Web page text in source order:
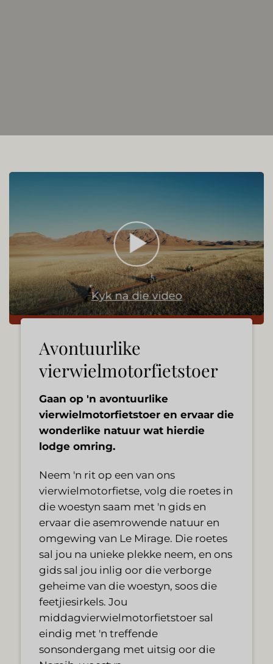
Avontuurlike
vierwielmotorfietstoer
Gaan op 'n avontuurlike
vierwielmotorfietstoer en ervaar die
wonderlike natuur wat hierdie
lodge omring.
Neem 'n rit op een van ons
vierwielmotorfietse, volg die roetes in
die woestyn saam met 'n gids en
ervaar die asemrowende natuur en
omgewing van Le Mirage. Die roetes
sal jou na unieke plekke neem, en ons
gids sal jou inlig oor die verborge
geheime van die woestyn, soos die
feetjiesirkels. Jou
middagvierwielmotorfietstoer sal
eindig met 'n treffende
sonsondergang met uitsig oor die
Kyk na die video